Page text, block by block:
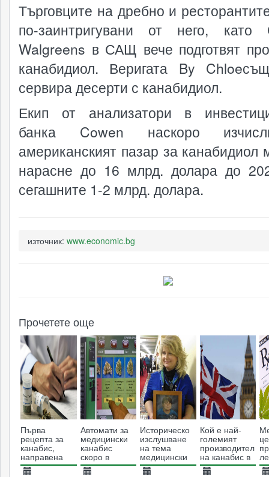
Търговците на дребно и
по-заинтригувани от него,
Walgreens в САЩ вече подготвят
канабидиол. Веригата By
сервира десерти с канабидиол.
Екип от анализатори в
банка Cowen наскоро
американският пазар за канабидиол
нарасне до 16 млрд. долара до
сегашните 1-2 млрд. долара.
източник: www.economic.bg
Прочетете още
Първа
рецепта за
канабис,
направена
след
Автомати за
медицински
канабис
скоро в
Канада
Историческо
изслушване
на тема
медицински
канабис пред
Кой е най-
големият
производител
на канабис в
света?